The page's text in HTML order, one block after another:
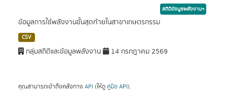
สถิติข้อมูลพลังงานฯ
ข้อมูลการใช้พลังงานขั้นสุดท้ายในสาขาเกษตรกรรม
CSV
กลุ่มสถิติและข้อมูลพลังงาน 14 กรกฎาคม 2569
คุณสามารถเข้าถึงคลังทาง API (ให้ดู คู่มือ API).